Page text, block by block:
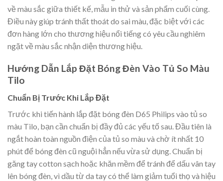
về màu sắc giữa thiết kế, mẫu in thử và sản phẩm cuối cùng.
Điều này giúp tránh thất thoát do sai màu, đặc biệt với các
đơn hàng lớn cho thương hiệu nổi tiếng có yêu cầu nghiêm
ngặt về màu sắc nhận diện thương hiệu.
Hướng Dẫn Lắp Đặt Bóng Đèn Vào Tủ So Màu
Tilo
Chuẩn Bị Trước Khi Lắp Đặt
Trước khi tiến hành lắp đặt bóng đèn D65 Philips vào tủ so
màu Tilo, bạn cần chuẩn bị đầy đủ các yếu tố sau. Đầu tiên là
ngắt hoàn toàn nguồn điện của tủ so màu và chờ ít nhất 10
phút để bóng đèn cũ nguội hẳn nếu vừa sử dụng. Chuẩn bị
găng tay cotton sạch hoặc khăn mềm để tránh để dấu vân tay
lên bóng đèn, vì dầu từ da tay có thể làm giảm tuổi thọ và hiệu